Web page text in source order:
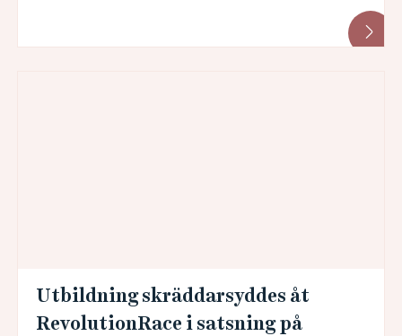
Utbildning skräddarsyddes åt
RevolutionRace i satsning på